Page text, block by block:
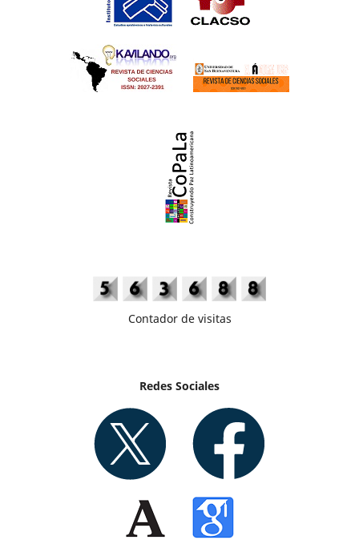
Contador de visitas
Redes Sociales